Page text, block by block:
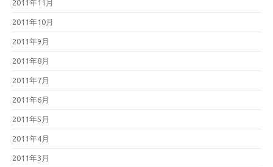
2011年11月
2011年10月
2011年9月
2011年8月
2011年7月
2011年6月
2011年5月
2011年4月
2011年3月